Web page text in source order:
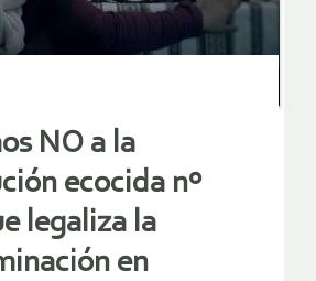
NO a la
ecocida nº
legaliza la
en